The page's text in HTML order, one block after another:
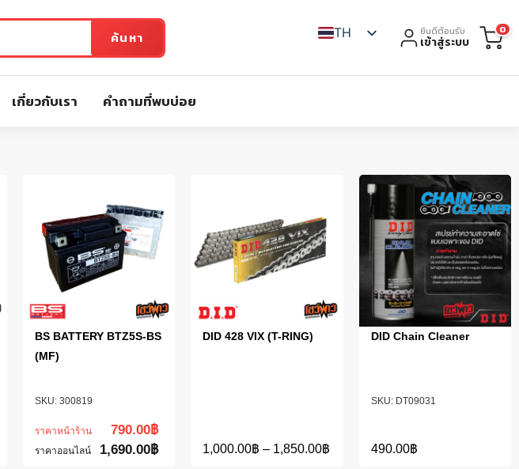
ค้นหา TH ยินดีต้อนรับ
เข้าสู่ระบบ
0
เกี่ยวกับเรา คำถามที่พบบ่อย
300819
BS BATTERY BTZ5S-BS
(MF)
ราคาหน้าร้าน 790.00฿
ราคาออนไลน์ 1,690.00฿
DID 428 VIX (T-RING)
1,000.00฿ – 1,850.00฿
DT09031
DID Chain Cleaner
490.00฿